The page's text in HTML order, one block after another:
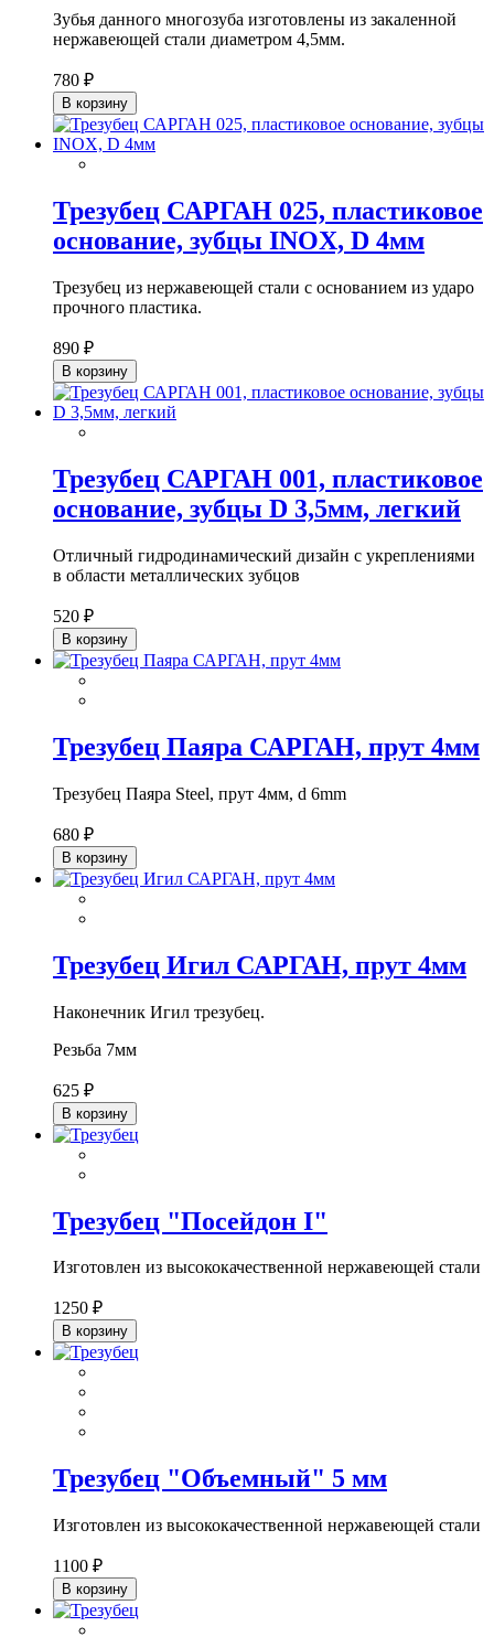
Зубья данного многозуба изготовлены из закаленной
нержавеющей стали диаметром 4,5мм.
780 ₽
В корзину
Трезубец САРГАН 025, пластиковое
основание, зубцы INOX, D 4мм
Трезубец из нержавеющей стали с основанием из ударо
прочного пластика.
890 ₽
В корзину
Трезубец САРГАН 001, пластиковое
основание, зубцы D 3,5мм, легкий
Отличный гидродинамический дизайн с укреплениями
в области металлических зубцов
520 ₽
В корзину
Трезубец Паяра САРГАН, прут 4мм
Трезубец Паяра Steel, прут 4мм, d 6mm
680 ₽
В корзину
Трезубец Игил САРГАН, прут 4мм
Наконечник Игил трезубец.
Резьба 7мм
625 ₽
В корзину
Трезубец "Посейдон I"
Изготовлен из высококачественной нержавеющей стали
1250 ₽
В корзину
Трезубец "Объемный" 5 мм
Изготовлен из высококачественной нержавеющей стали
1100 ₽
В корзину